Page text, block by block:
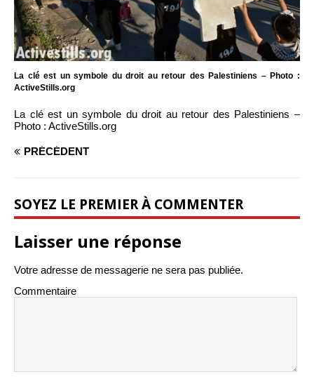
La clé est un symbole du droit au retour des Palestiniens – Photo :
ActiveStills.org
La clé est un symbole du droit au retour des Palestiniens –
Photo : ActiveStills.org
PRÉCÉDENT
SOYEZ LE PREMIER À COMMENTER
Laisser une réponse
Votre adresse de messagerie ne sera pas publiée.
Commentaire